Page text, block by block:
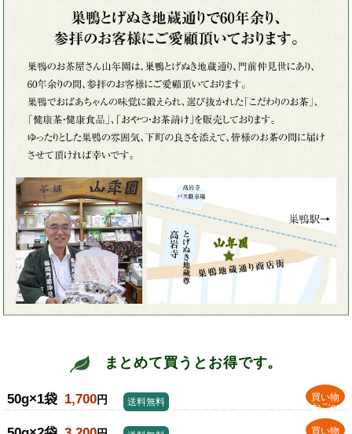
まとめて買うとお得です。
50g×1袋 1,700円
買い物
かごへ
送料無料
買い物